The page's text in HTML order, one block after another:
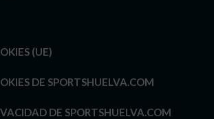
(UE)
DE SPORTSHUELVA.COM
DE SPORTSHUELVA.COM